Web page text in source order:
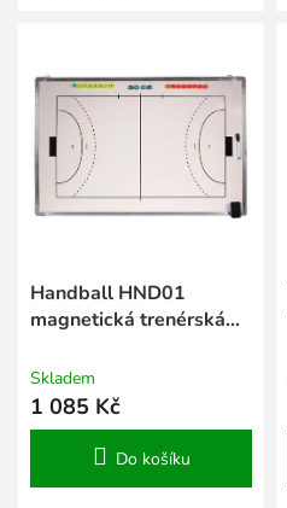
Handball HND01
magnetická trenérská
Skladem
1 085 Kč
Do košíku